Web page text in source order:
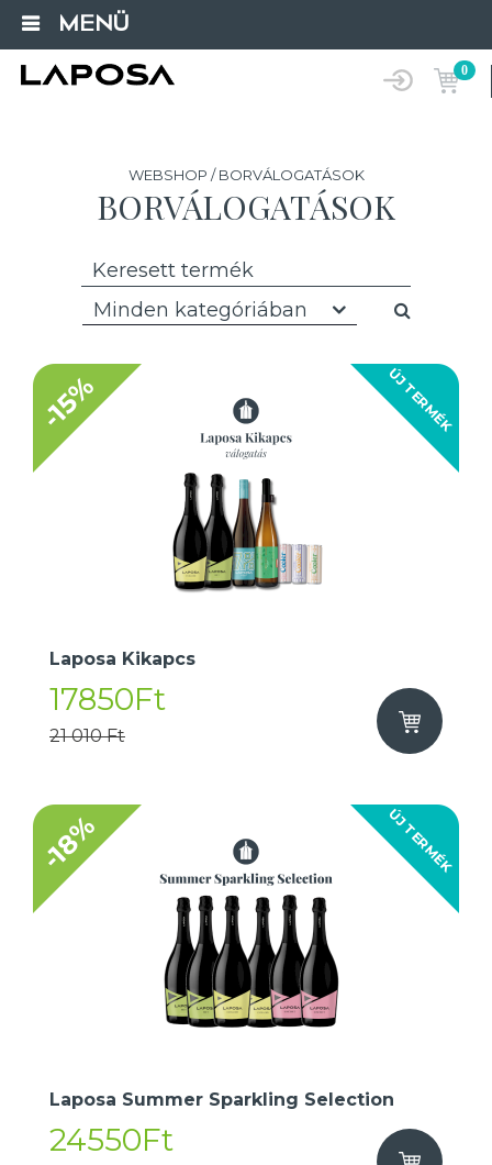
MENÜ
0
WEBSHOP / BORVÁLOGATÁSOK
BORVÁLOGATÁSOK
Minden kategóriában
ÚJ TERMÉK
-15%
Laposa Kikapcs
17850Ft
21 010 Ft
ÚJ TERMÉK
-18%
Laposa Summer Sparkling Selection
24550Ft